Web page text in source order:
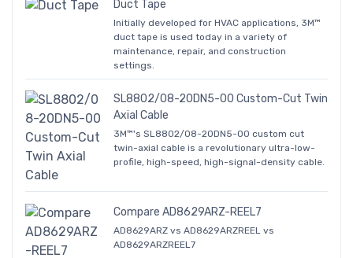
Duct Tape
Initially developed for HVAC applications, 3M™
duct tape is used today in a variety of
maintenance, repair, and construction
settings.
SL8802/08-20DN5-00 Custom-Cut Twin
Axial Cable
3M™'s SL8802/08-20DN5-00 custom cut
twin-axial cable is a revolutionary ultra-low-
profile, high-speed, high-signal-density cable.
Compare AD8629ARZ-REEL7
AD8629ARZ vs AD8629ARZREEL vs
AD8629ARZREEL7